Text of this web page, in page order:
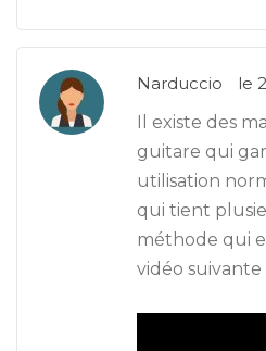
Narduccio
le
Il existe des
guitare qui
utilisation
qui tient
méthode qui
vidéo suivante